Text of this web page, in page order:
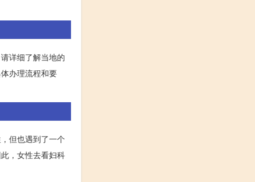
详细了解当地的
办理流程和要
但也遇到了一个
，女性去看妇科